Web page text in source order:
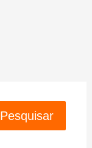
Pesquisar